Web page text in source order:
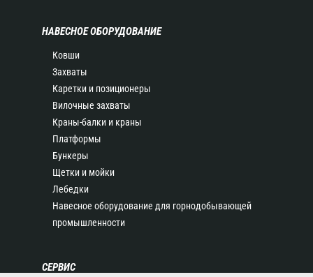
НАВЕСНОЕ ОБОРУДОВАНИЕ
Ковши
Захваты
Каретки и позиционеры
Вилочные захваты
Краны-балки и краны
Платформы
Бункеры
Щетки и мойки
Лебедки
Навесное оборудование для горнодобывающей
промышленности
СЕРВИС